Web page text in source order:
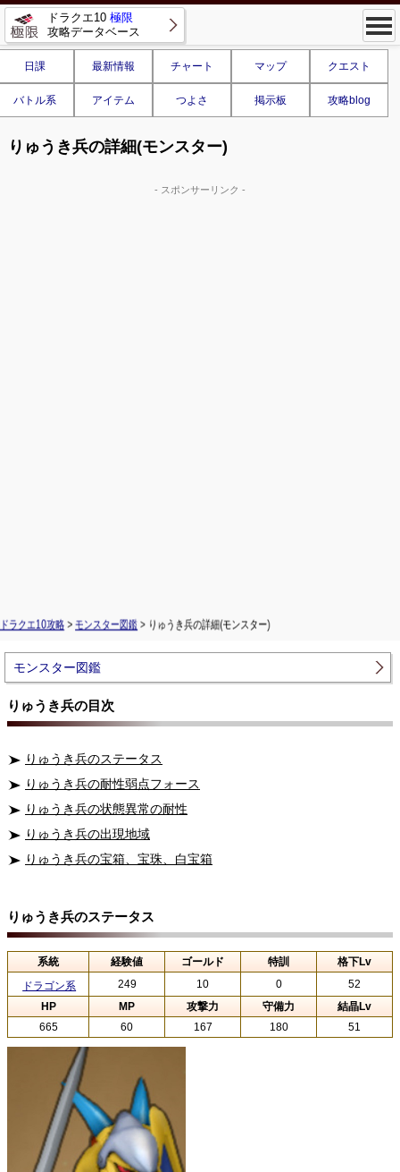
ドラクエ10 極限
攻略データベース
日課 最新情報 チャート マップ クエスト
バトル系 アイテム つよさ 掲示板 攻略blog
りゅうき兵の詳細(モンスター)
- スポンサーリンク -
ドラクエ10攻略 > モンスター図鑑 > りゅうき兵の詳細(モンスター)
モンスター図鑑
りゅうき兵の目次
りゅうき兵のステータス
りゅうき兵の耐性弱点フォース
りゅうき兵の状態異常の耐性
りゅうき兵の出現地域
りゅうき兵の宝箱、宝珠、白宝箱
りゅうき兵のステータス
系統 経験値 ゴールド 特訓
格下Lv
ドラゴン系
249 10 0
52
HP
MP 攻撃力 守備力
結晶Lv
665
60 167 180 51